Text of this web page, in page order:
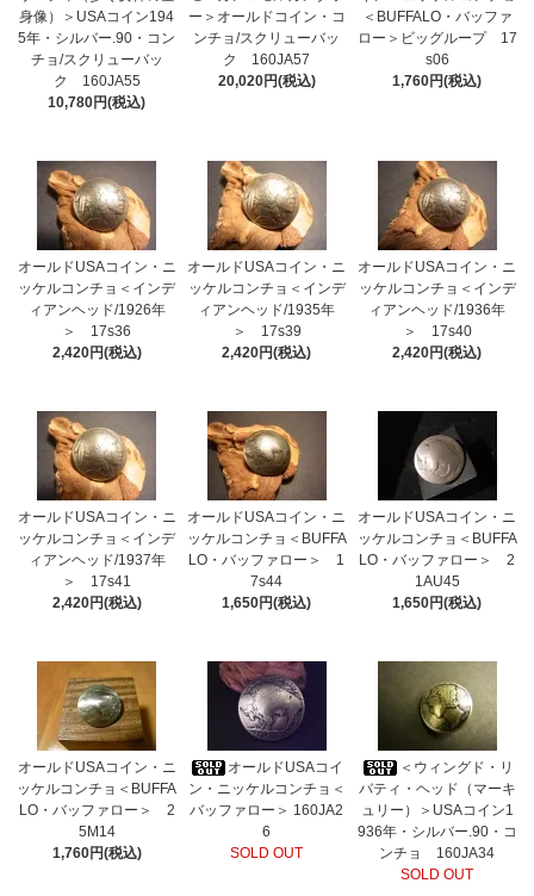
身像）＞USAコイン194
5年・シルバー.90・コン
チョ/スクリューバッ
ク 160JA55
10,780円(税込)
ー＞オールドコイン・コ
ンチョ/スクリューバッ
ク 160JA57
20,020円(税込)
＜BUFFALO・バッファ
ロー＞ビッグループ 17
s06
1,760円(税込)
オールドUSAコイン・ニ
ッケルコンチョ＜インデ
ィアンヘッド/1926年
＞ 17s36
2,420円(税込)
オールドUSAコイン・ニ
ッケルコンチョ＜インデ
ィアンヘッド/1935年
＞ 17s39
2,420円(税込)
オールドUSAコイン・ニ
ッケルコンチョ＜インデ
ィアンヘッド/1936年
＞ 17s40
2,420円(税込)
オールドUSAコイン・ニ
ッケルコンチョ＜インデ
ィアンヘッド/1937年
＞ 17s41
2,420円(税込)
オールドUSAコイン・ニ
ッケルコンチョ＜BUFFA
LO・バッファロー＞ 1
7s44
1,650円(税込)
オールドUSAコイン・ニ
ッケルコンチョ＜BUFFA
LO・バッファロー＞ 2
1AU45
1,650円(税込)
オールドUSAコイン・ニ
ッケルコンチョ＜BUFFA
LO・バッファロー＞ 2
5M14
1,760円(税込)
オールドUSAコイ
ン・ニッケルコンチョ＜
バッファロー＞ 160JA2
6
SOLD OUT
＜ウィングド・リ
バティ・ヘッド（マーキ
ュリー）＞USAコイン1
936年・シルバー.90・コ
ンチョ 160JA34
SOLD OUT